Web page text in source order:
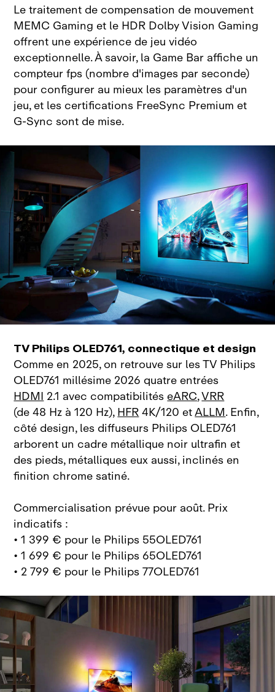
Le traitement de compensation de mouvement
MEMC Gaming et le HDR Dolby Vision Gaming
offrent une expérience de jeu vidéo
exceptionnelle. À savoir, la Game Bar affiche un
compteur fps (nombre d'images par seconde)
pour configurer au mieux les paramètres d'un
jeu, et les certifications FreeSync Premium et
G‑Sync sont de mise.
TV Philips OLED761, connectique et design
Comme en 2025, on retrouve sur les TV Philips
OLED761 millésime 2026 quatre entrées
HDMI2.1 avec compatibilitéseARC,VRR
(de 48 Hz à 120 Hz),HFR4K/120 etALLM. Enfin,
côté design, les diffuseurs Philips OLED761
arborent un cadre métallique noir ultrafin et
des pieds, métalliques eux aussi, inclinés en
finition chrome satiné.
Commercialisation prévue pour août. Prix
indicatifs :
• 1 399 € pour le Philips 55OLED761
• 1 699 € pour le Philips 65OLED761
• 2 799 € pour le Philips 77OLED761